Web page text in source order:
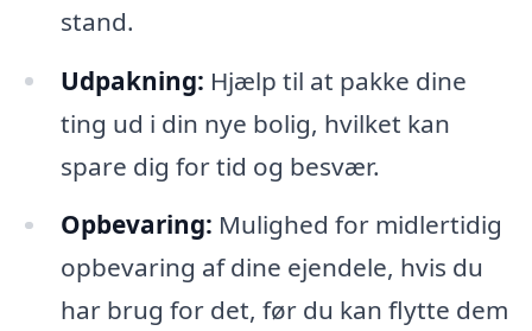
stand.
Udpakning: Hjælp til at pakke dine
ting ud i din nye bolig, hvilket kan
spare dig for tid og besvær.
Opbevaring: Mulighed for midlertidig
opbevaring af dine ejendele, hvis du
har brug for det, før du kan flytte dem